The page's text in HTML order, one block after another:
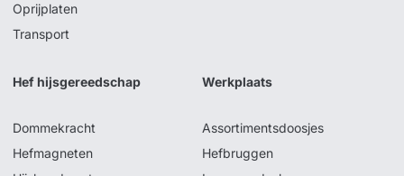
Oprijplaten
Transport
Hef hijsgereedschap
Dommekracht
Hefmagneten
Werkplaats
Assortimentsdoosjes
Hefbruggen